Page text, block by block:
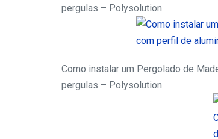
pergulas – Polysolution
Como instalar um Pergolado de
pergulas – Polysolution